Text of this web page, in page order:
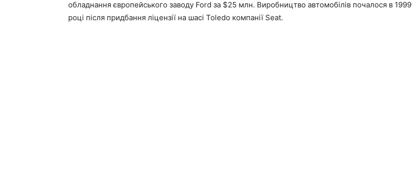
обладнання європейського заводу Ford за $25 млн. Виробництво автомобілів почалося в 1999
році після придбання ліцензії на шасі Toledo компанії Seat.